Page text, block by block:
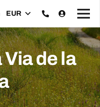
EUR
de la